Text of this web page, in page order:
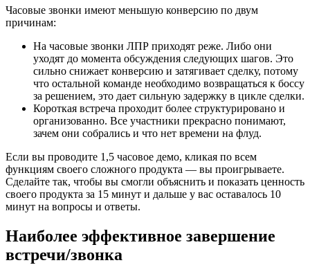
Часовые звонки имеют меньшую конверсию по двум
причинам:
На часовые звонки ЛПР приходят реже. Либо они
уходят до момента обсуждения следующих шагов. Это
сильно снижает конверсию и затягивает сделку, потому
что остальной команде необходимо возвращаться к боссу
за решением, это дает сильную задержку в цикле сделки.
Короткая встреча проходит более структурировано и
организованно. Все участники прекрасно понимают,
зачем они собрались и что нет времени на флуд.
Если вы проводите 1,5 часовое демо, кликая по всем
функциям своего сложного продукта — вы проигрываете.
Сделайте так, чтобы вы смогли объяснить и показать ценность
своего продукта за 15 минут и дальше у вас оставалось 10
минут на вопросы и ответы.
Наиболее эффективное завершение
встречи/звонка